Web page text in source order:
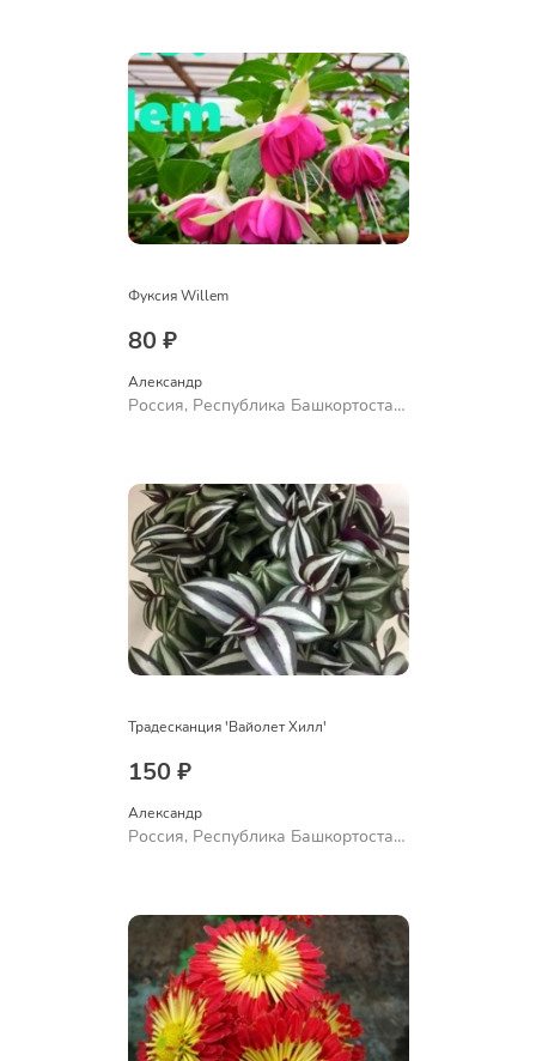
Фуксия Willem
80 ₽
Александр
Россия, Республика Башкортостан,
Традесканция 'Вайолет Хилл'
150 ₽
Александр
Россия, Республика Башкортостан,